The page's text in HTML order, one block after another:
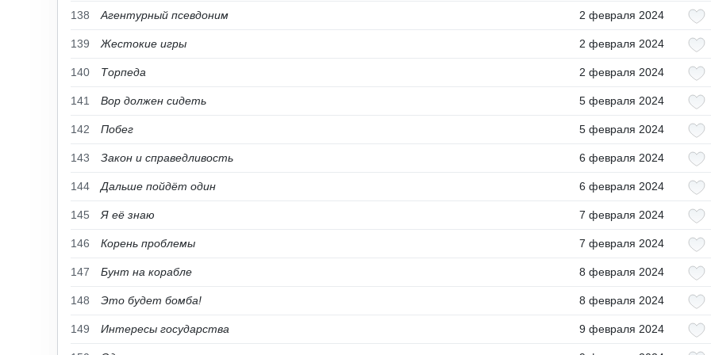
138 Агентурный псевдоним 2 февраля 2024
139 Жестокие игры 2 февраля 2024
140 Торпеда 2 февраля 2024
141 Вор должен сидеть 5 февраля 2024
142 Побег 5 февраля 2024
143 Закон и справедливость 6 февраля 2024
144 Дальше пойдёт один 6 февраля 2024
145 Я её знаю 7 февраля 2024
146 Корень проблемы 7 февраля 2024
147 Бунт на корабле 8 февраля 2024
148 Это будет бомба! 8 февраля 2024
149 Интересы государства 9 февраля 2024